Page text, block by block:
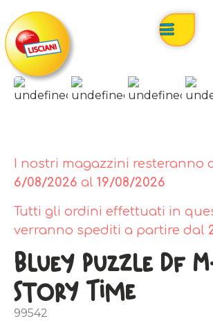
I nostri magazzini resteranno
6/08/2026 al 19/08/2026
Tutti gli ordini effettuati in
verranno spediti a partire dal
Bluey Puzzle Df
Story Time
99542